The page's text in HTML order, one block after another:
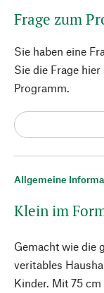
Allgemeine
Klein im
Gemacht wie die
veritables
Kinder. Mit 75
Frage zum
Sie haben eine
Sie die Frage
Programm.